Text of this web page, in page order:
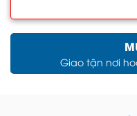
Giao tận nơi